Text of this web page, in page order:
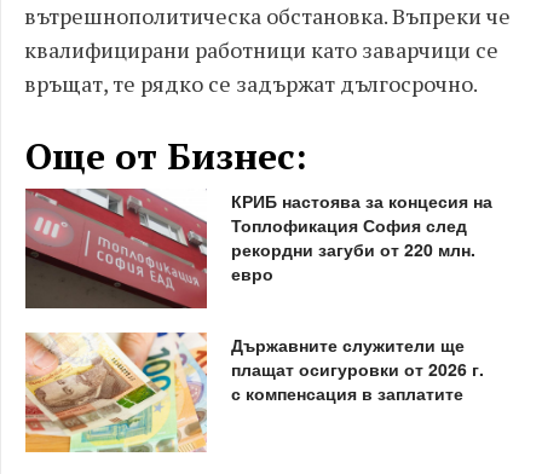
вътрешнополитическа обстановка. Въпреки че
квалифицирани работници като заварчици се
връщат, те рядко се задържат дългосрочно.
Още от Бизнес:
КРИБ настоява за концесия на
Топлофикация София след
рекордни загуби от 220 млн.
евро
Държавните служители ще
плащат осигуровки от 2026 г.
с компенсация в заплатите